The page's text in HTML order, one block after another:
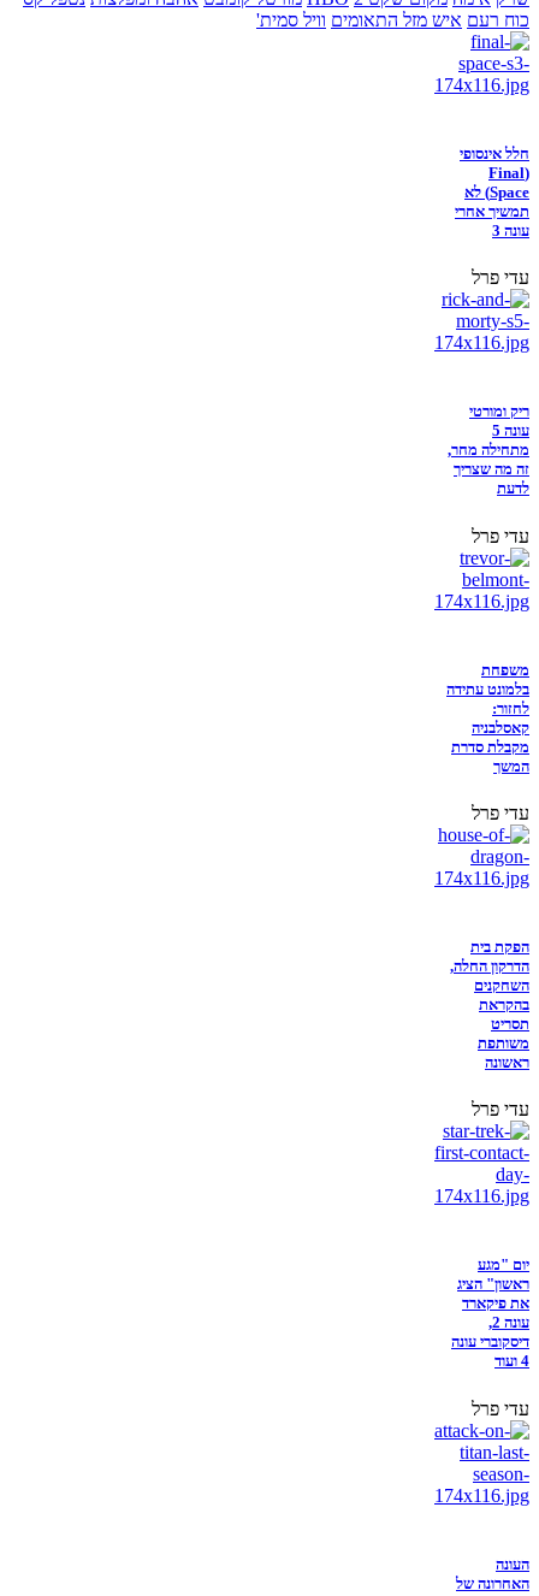
כוח רעם איש מזל התאומים וויל סמית'
חלל אינסופי
(Final
Space) לא
תמשיך אחרי
עונה 3
עדי פרל
ריק ומורטי
עונה 5
מתחילה מחר,
זה מה שצריך
לדעת
עדי פרל
משפחת
בלמונט עתידה
לחזור:
קאסלבניה
מקבלת סדרת
המשך
עדי פרל
הפקת בית
הדרקון החלה,
השחקנים
בהקראת
תסריט
משותפת
ראשונה
עדי פרל
יום "מגע
ראשון" הציג
את פיקארד
עונה 2,
דיסקוברי עונה
4 ועוד
עדי פרל
העונה
האחרונה של